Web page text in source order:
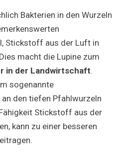
Bakterien in den Wurzeln
Stickstoff aus der Luft in
macht die Lupine zum
in der Landwirtschaft.
sogenannte
den tiefen Pfahlwurzeln
Stickstoff aus der
kann zu einer besseren